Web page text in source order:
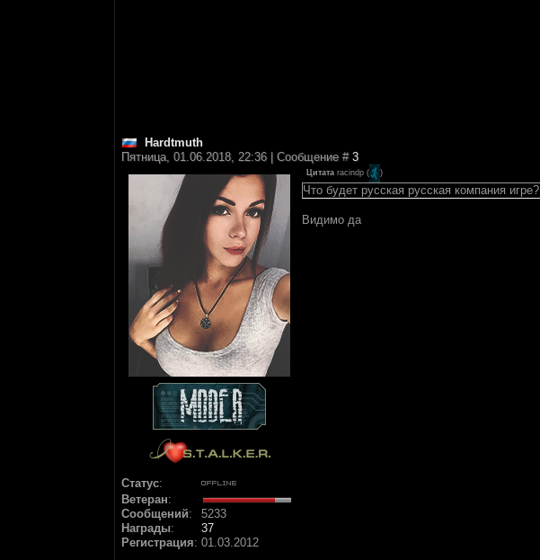
Hardtmuth
Пятница, 01.06.2018, 22:36 | Сообщение # 3
Статус:
Ветеран:
Сообщений:
5233
Награды:
37
Регистрация: 01.03.2012
Цитата racindp ( )
Что будет русская русская компания игре?
Видимо да